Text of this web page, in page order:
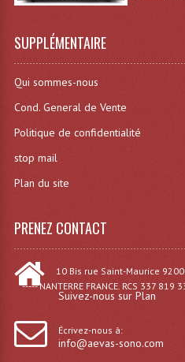
Portes Voix
Système Sans Fil
Table Mixages Et
Consoles
Consoles
SUPPLÉMENTAIRE
Qui sommes-nous
Cond. General de Vente
Politique de confidentialité
stop mail
Plan du site
PRENEZ CONTACT
10 Bis rue Saint-Maurice
----- NANTERRE FRANCE. RCS 337 819
Suivez-nous sur Plan
Écrivez-nous à:
info@aevas-sono.com